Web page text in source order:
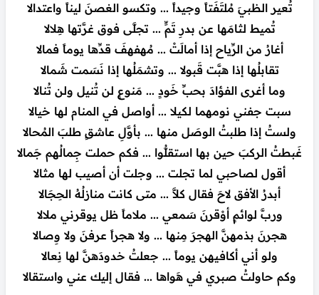
تُعير الظبيَ مُلتَفَتاً وجيداً ... وتكسو الغصنَ ليناً واعتدالا
تُميط لثامَها عن بدرِ تَمٍّ ... تجلَّى فوق غرَّتها هِلالا
أغارُ من الرِّياح إذا أمالَتْ ... مُهفهفَ قدِّها يوماً فمالا
تقابلُها إذا هبَّت قَبولا ... وتشمَلُها إذا نَسَمت شَمالا
وما أغرى الفؤادَ بحبِّ خَودٍ ... مَنوعٍ لن تُنيل ولن تُنالا
سبت جفني نومهما لكيلا ... أواصل في المنام لها خيالا
ولستُ إذا طلبتُ الوصَل منها ... بأوَّلِ عاشقٍ طلبَ المُحالا
غَبطتُ الركبَ حين بها استقلُّوا ... فكم حملت جِمالُهم جَمالا
أقول لصاحبي لما تجلت ... وجلت أن أصيب لها مثالا
أبدرُ الأفق لاحَ فقال كلاَّ ... متى كانت منازلُهُ الحِجَالا
وربَّ لوائمٍ أوْقرنَ سَمعي ... ملاماً ظل يوقرني ملالا
هجرنَ بذمهنَّ الهجرَ مِنها ... ولا هجراً عرفنَ ولا وِصالا
ولو أني أكافيهن يوماً ... جعلتُ خدودَهنَّ لها نِعالا
وكم حاولتُ صبري في هَواها ... فقال إليك عني واستقالا